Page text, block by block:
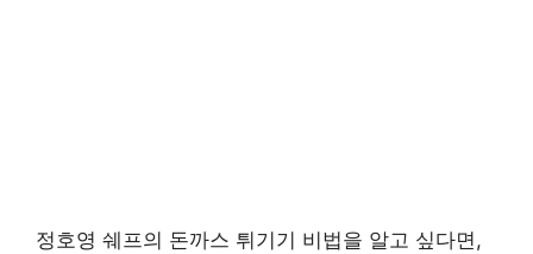
정호영 쉐프의 돈까스 튀기기 비법을 알고 싶다면,